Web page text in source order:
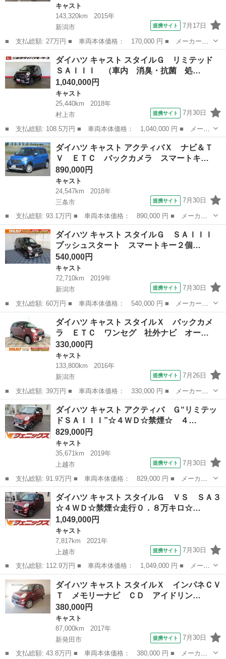
キャスト
143,320km
2015年
新潟市
提携サイト 7月17日
■ 支払総額: 27万円 ■ 車両本体価格： 170,000 円 ■ メーカー
名： ダイハツ ■ 車種名： キャスト ■ グレード名： スタイル
Ｇ ＳＡＩＩ ■ 排気量： 660cc ■ ドア枚数： 5D ■ ミッショ
ン：...
新潟 キャスト
ダイハツ キャスト スタイルＧ リミテッド
ＳＡＩＩＩ （車内 消臭・抗菌 処…
1,040,000円
キャスト
25,440km
2018年
村上市
提携サイト 7月30日
■ 支払総額: 108.5万円 ■ 車両本体価格： 1,040,000 円 ■ メーカ
ー名： ダイハツ ■ 車種名： キャスト ■ グレード名： スタイ
ルＧ リミテッド ＳＡＩＩＩ （車内 消臭・抗菌 処理済） 衝
突被害軽...
新潟 村上市 キャスト
ダイハツ キャスト アクティバＸ ナビ＆Ｔ
Ｖ ＥＴＣ バックカメラ スマートキ…
890,000円
キャスト
24,547km
2018年
三条市
提携サイト 7月30日
■ 支払総額: 93.1万円 ■ 車両本体価格： 890,000 円 ■ メーカー
名： ダイハツ ■ 車種名： キャスト ■ グレード名： アクティ
バＸ ナビ＆ＴＶ ＥＴＣ バックカメラ スマートキー アイドリ
ングストップ...
新潟 三条市 キャスト
ダイハツ キャスト スタイルＧ ＳＡＩＩＩ
プッシュスタート スマートキー２個…
540,000円
キャスト
72,710km
2019年
新潟市
提携サイト 7月30日
■ 支払総額: 60万円 ■ 車両本体価格： 540,000 円 ■ メーカー
名： ダイハツ ■ 車種名： キャスト ■ グレード名： スタイル
Ｇ ＳＡＩＩＩ プッシュスタート スマートキー２個 ＬＥＤヘッ
ドライト オート...
キャスト
ダイハツ キャスト スタイルＸ バックカメ
ラ ＥＴＣ ワンセグ 社外ナビ オー…
330,000円
キャスト
133,800km
2016年
新潟市
提携サイト 7月26日
■ 支払総額: 39万円 ■ 車両本体価格： 330,000 円 ■ メーカー
名： ダイハツ ■ 車種名： キャスト ■ グレード名： スタイル
Ｘ バックカメラ ＥＴＣ ワンセグ 社外ナビ オートライト ス
マートキー２個 ...
新潟 新潟市 キャスト
ダイハツ キャスト アクティバ Ｇ“リミテッ
ドＳＡＩＩＩ”☆４ＷＤ☆禁煙☆ ４…
829,000円
キャスト
35,671km
2019年
上越市
提携サイト 7月30日
■ 支払総額: 91.9万円 ■ 車両本体価格： 829,000 円 ■ メーカー
名： ダイハツ ■ 車種名： キャスト ■ グレード名： アクティ
バ Ｇ“リミテッドＳＡＩＩＩ”☆４ＷＤ☆禁煙☆ ４ＷＤ☆禁煙☆走行
３．６万...
新潟 上越市 キャスト
ダイハツ キャスト スタイルＧ ＶＳ ＳＡ３
☆４ＷＤ☆禁煙☆走行０．８万キロ☆…
1,049,000円
キャスト
7,817km
2021年
上越市
提携サイト 7月30日
■ 支払総額: 112.9万円 ■ 車両本体価格： 1,049,000 円 ■ メーカ
ー名： ダイハツ ■ 車種名： キャスト ■ グレード名： スタイ
ルＧ ＶＳ ＳＡ３☆４ＷＤ☆禁煙☆走行０．８万キロ☆ ４ＷＤ☆
禁煙車☆...
新潟 上越市 キャスト
ダイハツ キャスト スタイルＸ インパネＣＶ
Ｔ メモリーナビ ＣＤ アイドリン…
380,000円
キャスト
87,000km
2017年
新発田市
提携サイト 7月30日
■ 支払総額: 43.8万円 ■ 車両本体価格： 380,000 円 ■ メーカー